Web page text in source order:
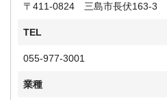
〒411-0824 三島市長伏163-3
TEL
055-977-3001
業種